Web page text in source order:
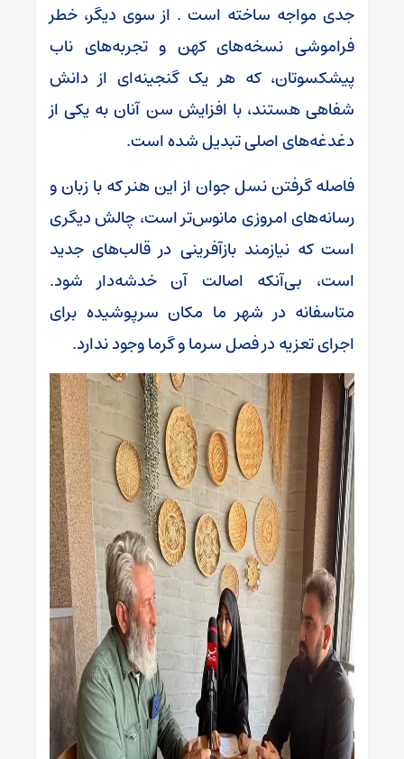
جدی مواجه ساخته است . از سوی دیگر، خطر
فراموشی نسخه‌های کهن و تجربه‌های ناب
پیشکسوتان، که هر یک گنجینه‌ای از دانش
شفاهی هستند، با افزایش سن آنان به یکی از
دغدغه‌های اصلی تبدیل شده است.
فاصله گرفتن نسل جوان از این هنر که با زبان و
رسانه‌های امروزی مانوس‌تر است، چالش دیگری
است که نیازمند بازآفرینی در قالب‌های جدید
است، بی‌آنکه اصالت آن خدشه‌دار شود.
متاسفانه در شهر ما مکان سرپوشیده برای
اجرای تعزیه در فصل سرما و گرما وجود ندارد.